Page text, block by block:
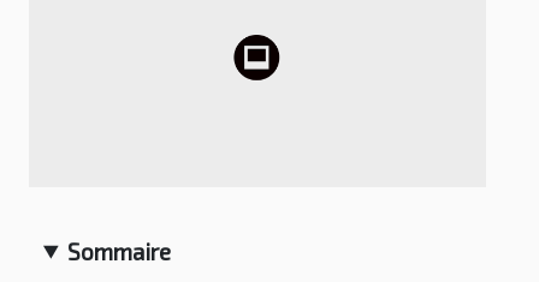
Sommaire